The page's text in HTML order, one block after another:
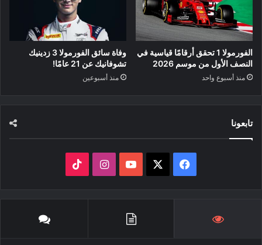
الفورمولا 1 تحقق أرقامًا قياسية في
النصف الأول من موسم 2026
منذ أسبوع واحد
وفاة سائق الفورمولا 3 زدينيك
تشوفانيك عن 21 عامًا!
منذ أسبوعين
تابعونا
فيسبوك ‫YouTubeانستقرام